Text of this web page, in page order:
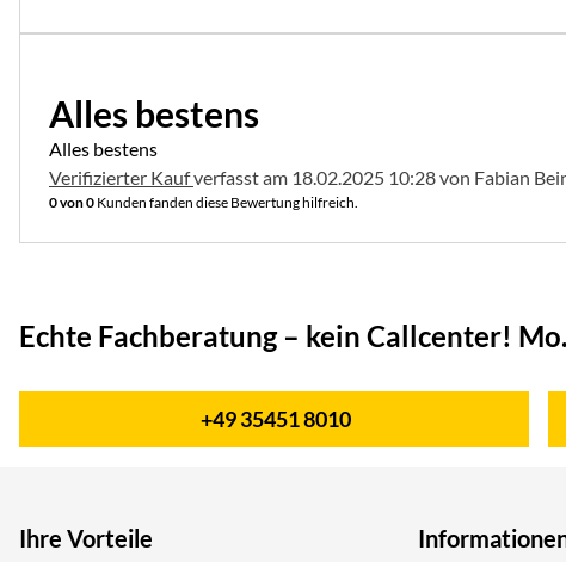
Alles bestens
Alles bestens
Verifizierter Kaufverfasst am 18.02.2025 10:28 von Fabian
0 von 0 Kunden fanden diese Bewertung hilfreich.
Echte Fachberatung – kein Callcenter!
Telefon:
+49 35451 8010
Ihre Vorteile